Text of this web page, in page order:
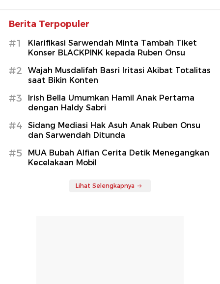
Berita Terpopuler
#1
Klarifikasi Sarwendah Minta Tambah Tiket
Konser BLACKPINK kepada Ruben Onsu
#2
Wajah Musdalifah Basri Iritasi Akibat Totalitas
saat Bikin Konten
#3
Irish Bella Umumkan Hamil Anak Pertama
dengan Haldy Sabri
#4
Sidang Mediasi Hak Asuh Anak Ruben Onsu
dan Sarwendah Ditunda
#5
MUA Bubah Alfian Cerita Detik Menegangkan
Kecelakaan Mobil
Lihat Selengkapnya